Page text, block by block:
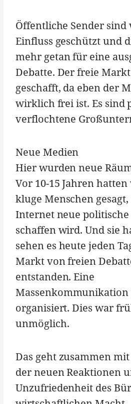
Öffentliche Sender
Einfluss geschützt und
mehr getan für eine
Debatte. Der freie
geschafft, da eben der
wirklich frei ist. Es sind
verflochtene
Neue Medien
Hier wurden neue
Vor 10-15 Jahren
kluge Menschen gesagt,
Internet neue politische
schaffen wird. Und sie
sehen es heute jeden
Markt von freien
entstanden. Eine
organisiert. Dies war
unmöglich.
Das geht zusammen
der neuen Reaktionen
Unzufriedenheit des